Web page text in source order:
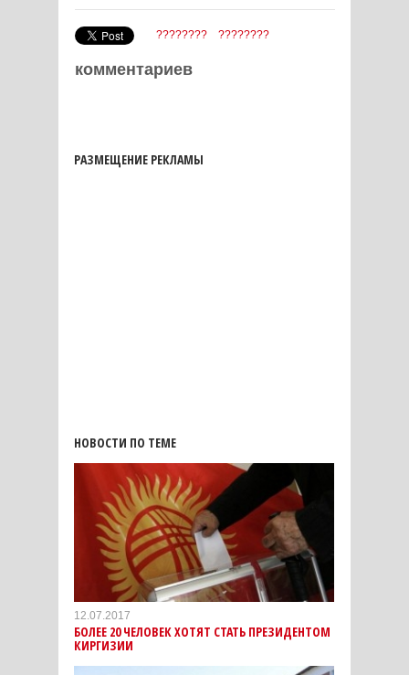
???????? ????????
комментариев
РАЗМЕЩЕНИЕ РЕКЛАМЫ
НОВОСТИ ПО ТЕМЕ
12.07.2017
БОЛЕЕ 20 ЧЕЛОВЕК ХОТЯТ СТАТЬ ПРЕЗИДЕНТОМ
КИРГИЗИИ